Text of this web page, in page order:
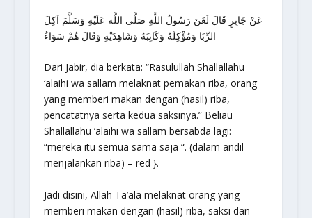
عَنْ جَابِرٍ قَالَ لَعَنَ رَسُولُ اللَّهِ صَلَّى اللَّه عَلَيْهِ وَسَلَّمَ آكِلَ
الرِّبَا وَمُؤْكِلَهُ وَكَاتِبَهُ وَشَاهِدَيْهِ وَقَالَ هُمْ سَوَاءٌ
Dari Jabir, dia berkata: “Rasulullah Shallallahu
‘alaihi wa sallam melaknat pemakan riba, orang
yang memberi makan dengan (hasil) riba,
pencatatnya serta kedua saksinya.”Beliau
Shallallahu ‘alaihi wa sallam bersabda lagi:
“mereka itu semua sama saja “. (dalam andil
menjalankan riba) – red }.
Jadi disini, Allah Ta’ala melaknat orang yang
memberi makan dengan (hasil) riba, saksi dan